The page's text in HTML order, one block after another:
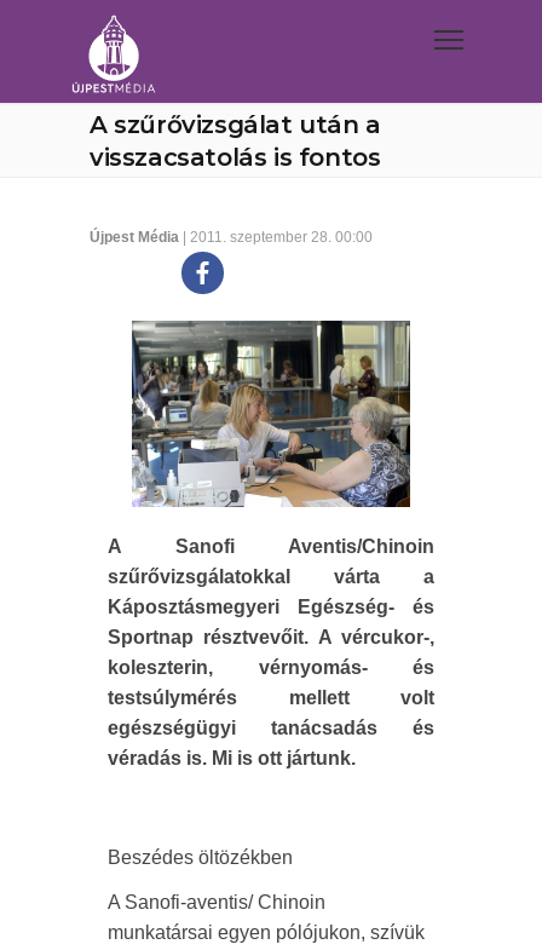
A szűrővizsgálat után a
visszacsatolás is fontos
Újpest Média | 2011. szeptember 28. 00:00
A Sanofi Aventis/Chinoin
szűrővizsgálatokkal várta a
Káposztásmegyeri Egészség- és
Sportnap résztvevőit. A vércukor-,
koleszterin, vérnyomás- és
testsúlymérés mellett volt
egészségügyi tanácsadás és
véradás is. Mi is ott jártunk.
Beszédes öltözékben
A Sanofi-aventis/ Chinoin
munkatársai egyen pólójukon, szívük